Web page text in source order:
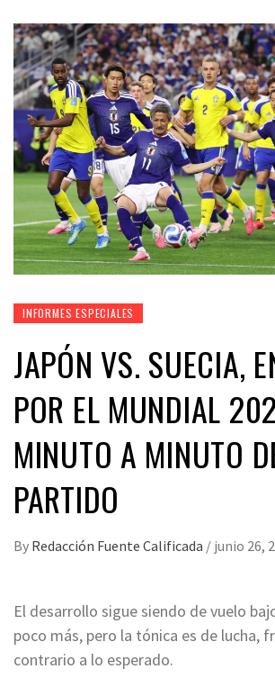
INFORMES ESPECIALES
JAPÓN VS. SUECIA,
POR EL MUNDIAL
MINUTO A MINUTO
PARTIDO
By Redacción Fuente Calificada / junio 26,
El desarrollo sigue siendo de vuelo
poco más, pero la tónica es de lucha,
contrario a lo esperado.